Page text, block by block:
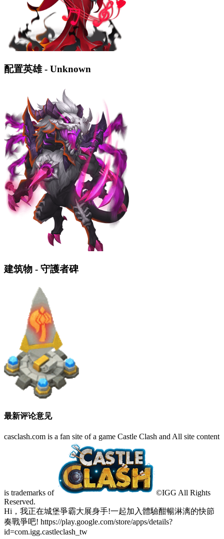
配置英雄 - Unknown
建筑物 - 守護者碑
最新评论意见
casclash.com is a fan site of a game Castle Clash and All site content
is trademarks of
©IGG All Rights
Reserved.
Hi，我正在城堡爭霸大展身手!一起加入體驗酣暢淋漓的快節
奏戰爭吧! https://play.google.com/store/apps/details?
id=com.igg.castleclash_tw